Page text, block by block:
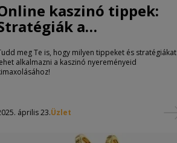
kaszinó tippek:
a
nyeremények
meg Te is, hogy milyen tippeket és stratégiákat
alkalmazni a kaszinó nyereményeid
április 23.Üzlet